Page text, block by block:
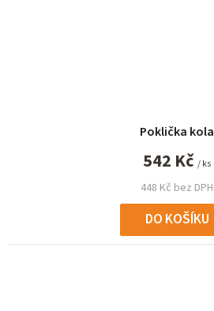
Poklička kola
448 Kč bez DPH
542 Kč / ks
DO KOŠÍKU